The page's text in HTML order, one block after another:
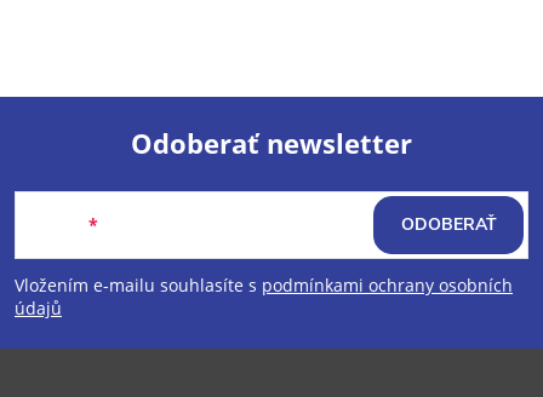
Z
á
p
Odoberať newsletter
Vložením e-mailu souhlasíte s podmínkami ochrany osobních
údajů
ODOBERAŤ